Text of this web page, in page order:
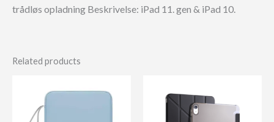
trådløs opladning Beskrivelse: iPad 11. gen & iPad 10.
Related products